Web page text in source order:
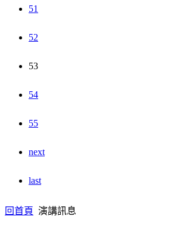
51
52
53
54
55
next
last
回首頁 演講訊息